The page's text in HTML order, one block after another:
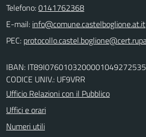
Telefono:0141762368
E-mail:
PEC:
IBAN: IT89I0760103200001049272535
CODICE UNIV.: UF9VRR
Ufficio Relazioni con il Pubblico
Uffici e orari
Numeri utili